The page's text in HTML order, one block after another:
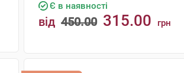
Є в наявності
від 450.00 315.00 грн